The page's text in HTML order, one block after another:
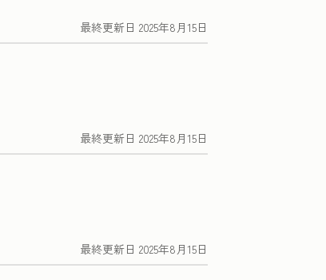
最終更新日 2025年8月15日
最終更新日 2025年8月15日
最終更新日 2025年8月15日